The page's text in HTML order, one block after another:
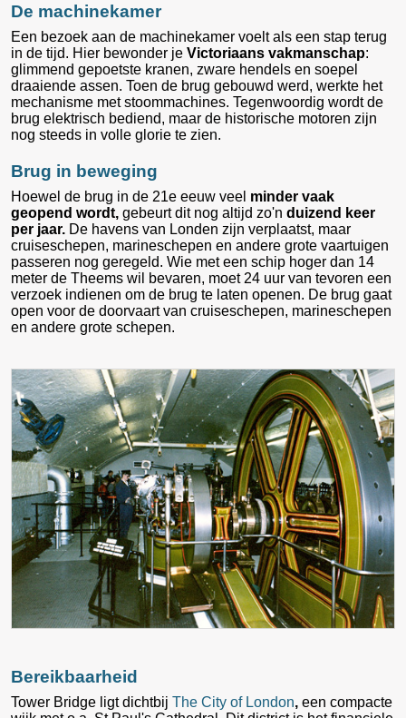
De machinekamer
Een bezoek aan de machinekamer voelt als een stap terug
in de tijd. Hier bewonder je Victoriaans vakmanschap:
glimmend gepoetste kranen, zware hendels en soepel
draaiende assen. Toen de brug gebouwd werd, werkte het
mechanisme met stoommachines. Tegenwoordig wordt de
brug elektrisch bediend, maar de historische motoren zijn
nog steeds in volle glorie te zien.
Brug in beweging
Hoewel de brug in de 21e eeuw veel minder vaak
geopend wordt, gebeurt dit nog altijd zo'n duizend keer
per jaar. De havens van Londen zijn verplaatst, maar
cruiseschepen, marineschepen en andere grote vaartuigen
passeren nog geregeld. Wie met een schip hoger dan 14
meter de Theems wil bevaren, moet 24 uur van tevoren een
verzoek indienen om de brug te laten openen. De brug gaat
open voor de doorvaart van cruiseschepen, marineschepen
en andere grote schepen.
Bereikbaarheid
Tower Bridge ligt dichtbij The City of London, een compacte